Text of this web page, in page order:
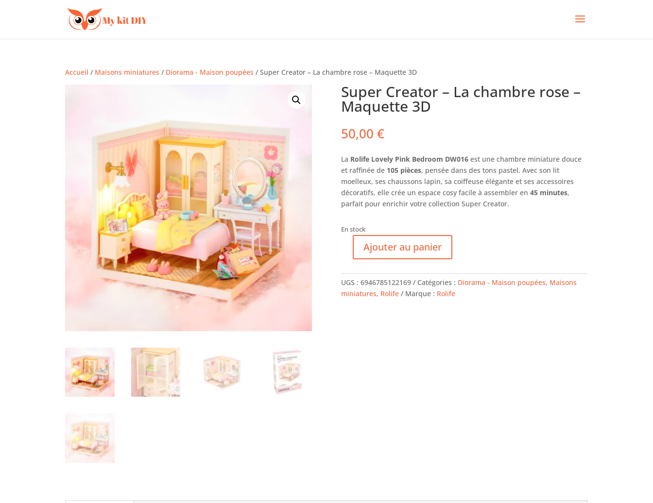
Accueil / Maisons miniatures / Diorama - Maison poupées / Super Creator – La chambre rose – Maquette 3D
Super Creator – La chambre rose –
Maquette 3D
50,00 €
La Rolife Lovely Pink Bedroom DW016est une chambre miniature douce
et raffinée de 105 pièces, pensée dans des tons pastel. Avec son lit
moelleux, ses chaussons lapin, sa coiffeuse élégante et ses accessoires
décoratifs, elle crée un espace cosy facile à assembler en 45 minutes,
parfait pour enrichir votre collection Super Creator.
En stock
quantité
Super
Creator
-
Ajouter au panier
UGS : 6946785122169 Catégories : Diorama - Maison poupées, Maisons
miniatures, Rolife Marque : Rolife